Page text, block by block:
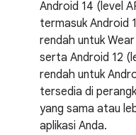
Android 14 (level
termasuk Android
rendah untuk
serta Android 12
rendah untuk
tersedia di
yang sama atau
aplikasi Anda.